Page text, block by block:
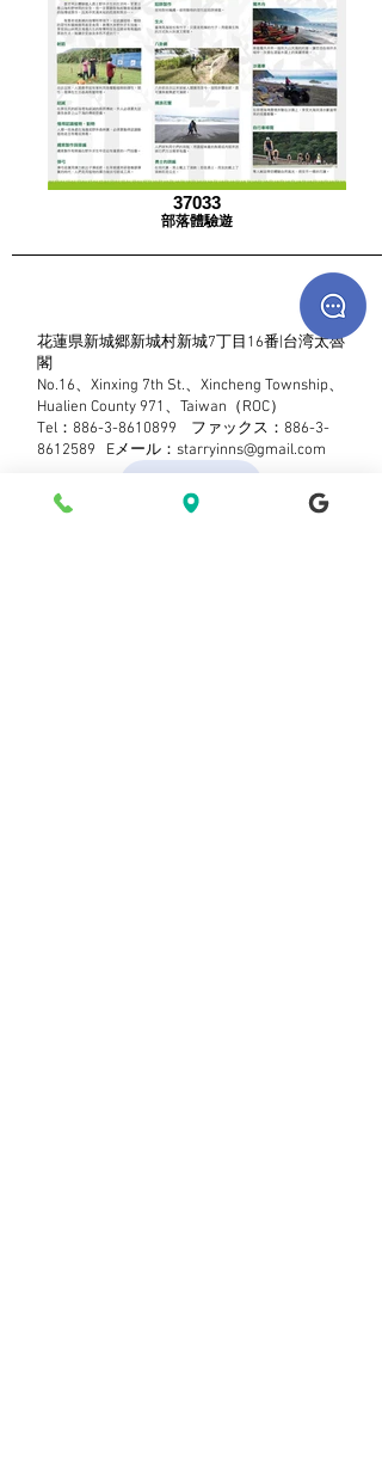
37033
部落體驗遊
花蓮県新城郷新城村新城7丁目16番|台湾太魯
閣
No.16、Xinxing 7th St.、Xincheng Township、
Hualien County 971、Taiwan（ROC）
Tel：886-3-8610899 ファックス：886-3-
8612589 Eメール： starryinns@gmail.com